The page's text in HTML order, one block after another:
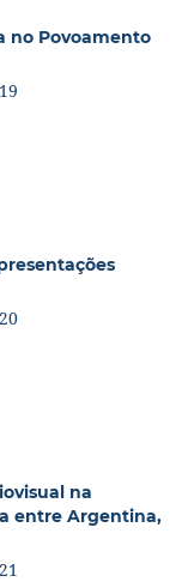
no Povoamento
na
entre Argentina,